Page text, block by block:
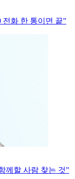
전화 한 통이면 끝”
께할 사람 찾는 것”